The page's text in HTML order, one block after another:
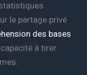
le partage privé
des bases
à tirer